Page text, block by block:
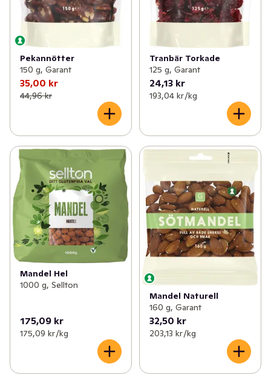
Pekannötter
150 g, Garant
35,00 kr
44,96 kr
Tranbär Torkade
125 g, Garant
24,13 kr
193,04 kr /kg
Mandel Hel
1000 g, Sellton
175,09 kr
175,09 kr /kg
Mandel Naturell
160 g, Garant
32,50 kr
203,13 kr /kg